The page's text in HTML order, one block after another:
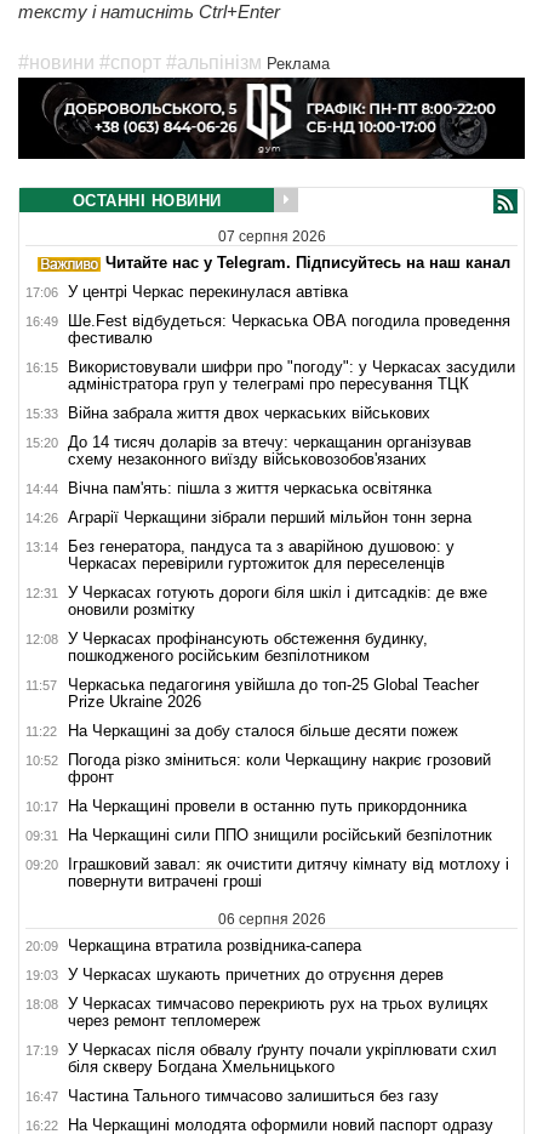
тексту і натисніть Ctrl+Enter
#новини #спорт #альпінізм Реклама
ОСТАННІ НОВИНИ
07 серпня 2026
Читайте нас у Telegram. Підписуйтесь на наш канал
17:06 У центрі Черкас перекинулася автівка
16:49
Ше.Fest відбудеться: Черкаська ОВА погодила проведення
фестивалю
16:15
Використовували шифри про "погоду": у Черкасах засудили
адміністратора груп у телеграмі про пересування ТЦК
15:33 Війна забрала життя двох черкаських військових
15:20
До 14 тисяч доларів за втечу: черкащанин організував
схему незаконного виїзду військовозобов'язаних
14:44 Вічна пам'ять: пішла з життя черкаська освітянка
14:26 Аграрії Черкащини зібрали перший мільйон тонн зерна
13:14
Без генератора, пандуса та з аварійною душовою: у
Черкасах перевірили гуртожиток для переселенців
12:31
У Черкасах готують дороги біля шкіл і дитсадків: де вже
оновили розмітку
12:08
У Черкасах профінансують обстеження будинку,
пошкодженого російським безпілотником
11:57
Черкаська педагогиня увійшла до топ-25 Global Teacher
Prize Ukraine 2026
11:22 На Черкащині за добу сталося більше десяти пожеж
10:52
Погода різко зміниться: коли Черкащину накриє грозовий
фронт
10:17 На Черкащині провели в останню путь прикордонника
09:31 На Черкащині сили ППО знищили російський безпілотник
09:20
Іграшковий завал: як очистити дитячу кімнату від мотлоху і
повернути витрачені гроші
06 серпня 2026
20:09 Черкащина втратила розвідника-сапера
19:03 У Черкасах шукають причетних до отруєння дерев
18:08
У Черкасах тимчасово перекриють рух на трьох вулицях
через ремонт тепломереж
17:19
У Черкасах після обвалу ґрунту почали укріплювати схил
біля скверу Богдана Хмельницького
16:47 Частина Тального тимчасово залишиться без газу
16:22
На Черкащині молодята оформили новий паспорт одразу